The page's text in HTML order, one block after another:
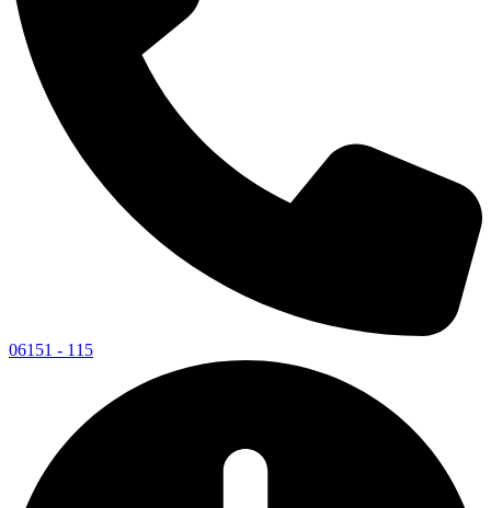
06151 - 115